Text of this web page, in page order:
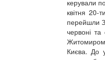
керували
квітня 20-
перейшли
червоні
Житомиром,
Києва. До